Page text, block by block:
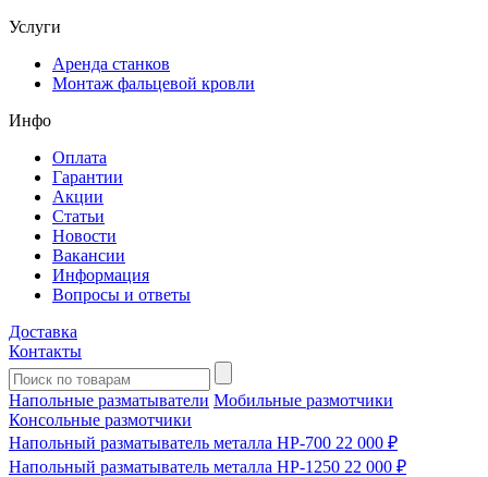
Услуги
Аренда станков
Монтаж фальцевой кровли
Инфо
Оплата
Гарантии
Акции
Статьи
Новости
Вакансии
Информация
Вопросы и ответы
Доставка
Контакты
Напольные разматыватели Мобильные размотчики
Консольные размотчики
Напольный разматыватель металла HP-700 22 000 ₽
Напольный разматыватель металла HP-1250 22 000 ₽